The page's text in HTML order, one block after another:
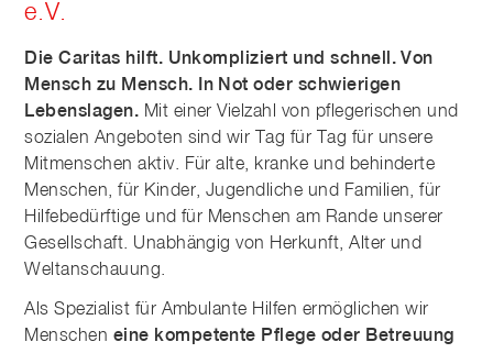
e.V.
Die Caritas hilft. Unkompliziert und schnell. Von
Mensch zu Mensch. In Not oder schwierigen
Lebenslagen. Mit einer Vielzahl von pflegerischen und
sozialen Angeboten sind wir Tag für Tag für unsere
Mitmenschen aktiv. Für alte, kranke und behinderte
Menschen, für Kinder, Jugendliche und Familien, für
Hilfebedürftige und für Menschen am Rande unserer
Gesellschaft. Unabhängig von Herkunft, Alter und
Weltanschauung.
Als Spezialist für Ambulante Hilfen ermöglichen wir
Menschen eine kompetente Pflege oder Betreuung